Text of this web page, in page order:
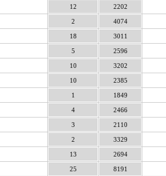
12 2202
2 4074
18 3011
5 2596
10 3202
10 2385
1 1849
4 2466
3 2110
2 3329
13 2694
25 8191